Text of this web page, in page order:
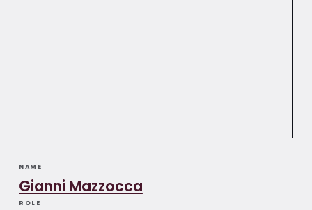
NAME
Gianni Mazzocca
ROLE